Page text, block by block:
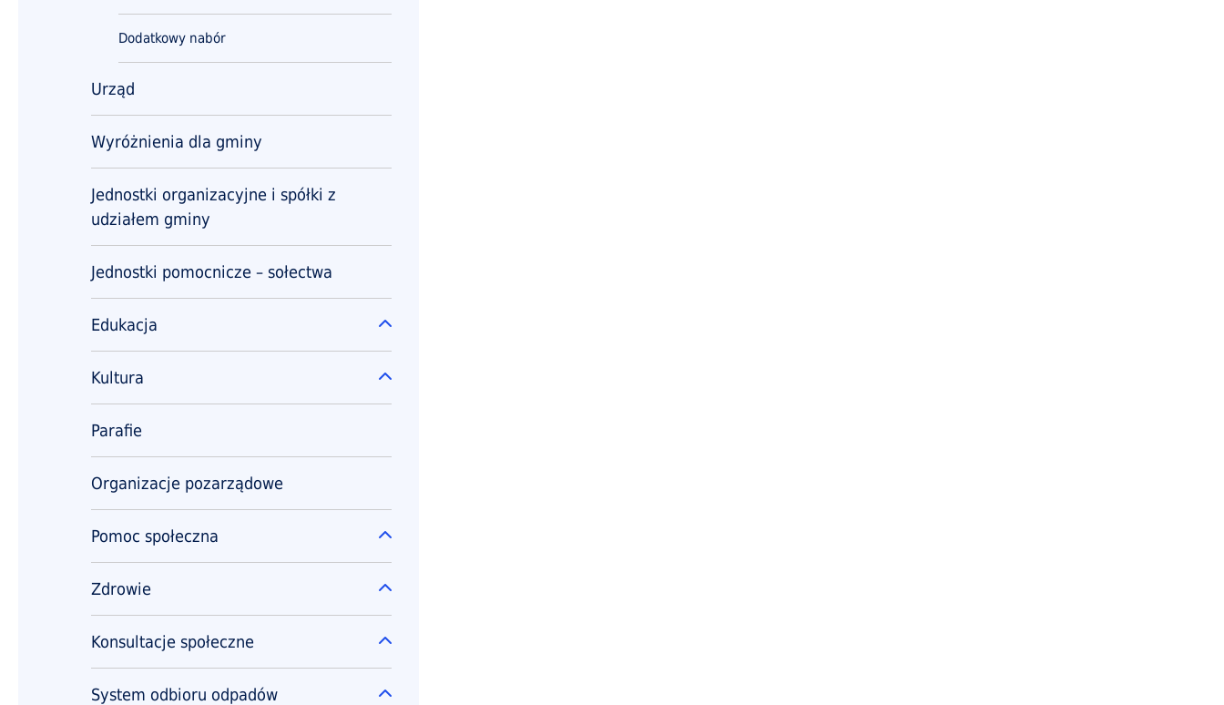
Dodatkowy nabór
Urząd
Wyróżnienia dla gminy
Jednostki organizacyjne i spółki z
udziałem gminy
Jednostki pomocnicze – sołectwa
Edukacja Rozwiń
Kultura Rozwiń
Parafie
Organizacje pozarządowe
Pomoc społeczna Rozwiń
Zdrowie Rozwiń
Konsultacje społeczne Rozwiń
System odbioru odpadów Rozwiń